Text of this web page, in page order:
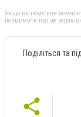
Якщо ви помітили
повідомити про це
Поділіться та